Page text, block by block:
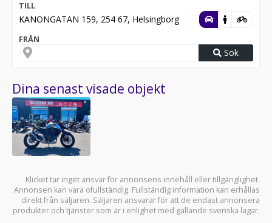
TILL
KANONGATAN 159, 254 67, Helsingborg
FRÅN
Sök
Dina senast visade objekt
Klicket tar inget ansvar för annonsens innehåll eller tillgänglighet.
Annonsen kan vara ofullständig. Fullständig information kan erhållas
direkt från säljaren. Säljaren ansvarar för att de endast annonsera
produkter och tjänster som är i enlighet med gällande svenska lagar.